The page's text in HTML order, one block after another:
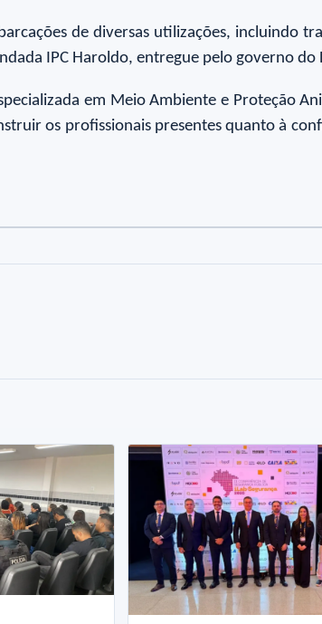
de diversas utilizações, incluindo
IPC Haroldo, entregue pelo governo do
em Meio Ambiente e Proteção
os profissionais presentes quanto à